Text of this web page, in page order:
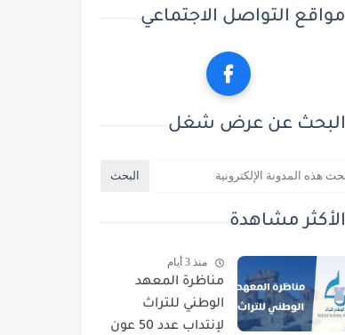
مواقع التواصل الاجتماعي
البحث عن عرض شغل
الأكثر مشاهدة
منذ 3 أيام
مناظرة المعهد
الوطني للتراث
لإنتداب عدد 50 عون